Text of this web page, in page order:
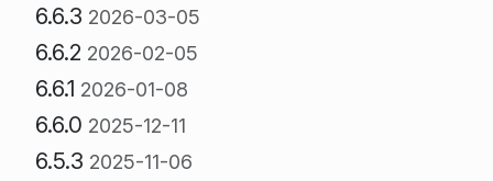
6.6.3 2026-03-05
6.6.2 2026-02-05
6.6.1 2026-01-08
6.6.0 2025-12-11
6.5.3 2025-11-06